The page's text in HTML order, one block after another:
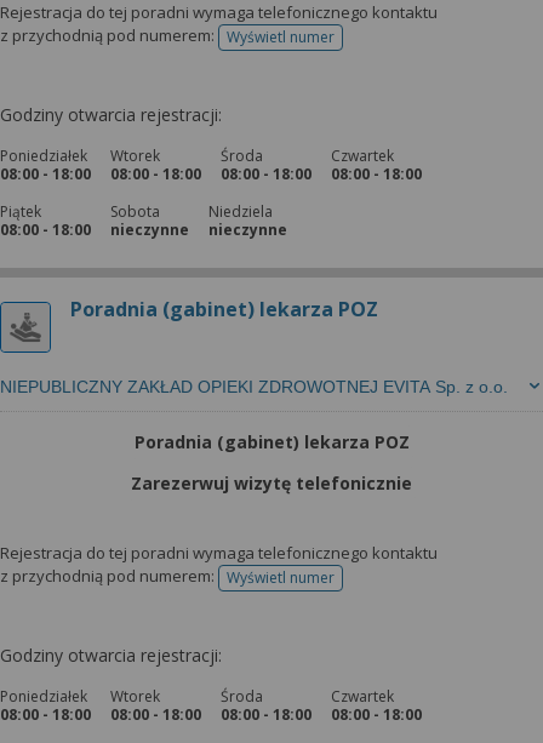
Rejestracja do tej poradni wymaga telefonicznego kontaktu
z przychodnią pod numerem:
Wyświetl numertelefonu do rejestracji
Godziny otwarcia rejestracji:
Poniedziałek
08:00 - 18:00
Wtorek
08:00 - 18:00
Środa
08:00 - 18:00
Czwartek
08:00 - 18:00
Piątek
08:00 - 18:00
Sobota
nieczynne
Niedziela
nieczynne
Poradnia (gabinet) lekarza POZ
NIEPUBLICZNY ZAKŁAD OPIEKI ZDROWOTNEJ EVITA Sp. z o.o.
Poradnia (gabinet) lekarza POZ
Zarezerwuj wizytę telefonicznie
Rejestracja do tej poradni wymaga telefonicznego kontaktu
z przychodnią pod numerem:
Wyświetl numertelefonu do rejestracji
Godziny otwarcia rejestracji:
Poniedziałek
08:00 - 18:00
Wtorek
08:00 - 18:00
Środa
08:00 - 18:00
Czwartek
08:00 - 18:00